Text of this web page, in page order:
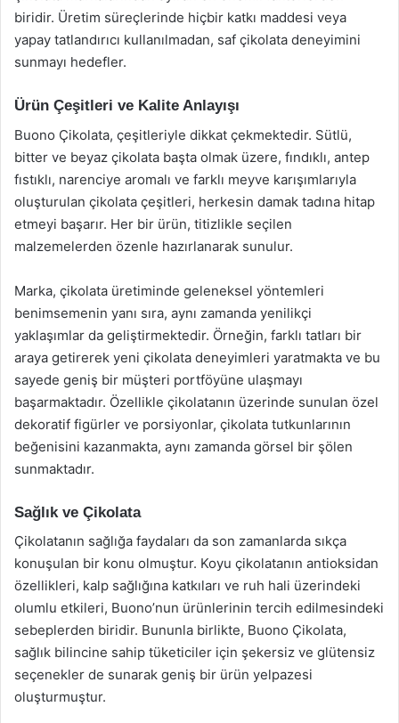
biridir. Üretim süreçlerinde hiçbir katkı maddesi veya
yapay tatlandırıcı kullanılmadan, saf çikolata deneyimini
sunmayı hedefler.
Ürün Çeşitleri ve Kalite Anlayışı
Buono Çikolata, çeşitleriyle dikkat çekmektedir. Sütlü,
bitter ve beyaz çikolata başta olmak üzere, fındıklı, antep
fıstıklı, narenciye aromalı ve farklı meyve karışımlarıyla
oluşturulan çikolata çeşitleri, herkesin damak tadına hitap
etmeyi başarır. Her bir ürün, titizlikle seçilen
malzemelerden özenle hazırlanarak sunulur.
Marka, çikolata üretiminde geleneksel yöntemleri
benimsemenin yanı sıra, aynı zamanda yenilikçi
yaklaşımlar da geliştirmektedir. Örneğin, farklı tatları bir
araya getirerek yeni çikolata deneyimleri yaratmakta ve bu
sayede geniş bir müşteri portföyüne ulaşmayı
başarmaktadır. Özellikle çikolatanın üzerinde sunulan özel
dekoratif figürler ve porsiyonlar, çikolata tutkunlarının
beğenisini kazanmakta, aynı zamanda görsel bir şölen
sunmaktadır.
Sağlık ve Çikolata
Çikolatanın sağlığa faydaları da son zamanlarda sıkça
konuşulan bir konu olmuştur. Koyu çikolatanın antioksidan
özellikleri, kalp sağlığına katkıları ve ruh hali üzerindeki
olumlu etkileri, Buono’nun ürünlerinin tercih edilmesindeki
sebeplerden biridir. Bununla birlikte, Buono Çikolata,
sağlık bilincine sahip tüketiciler için şekersiz ve glütensiz
seçenekler de sunarak geniş bir ürün yelpazesi
oluşturmuştur.